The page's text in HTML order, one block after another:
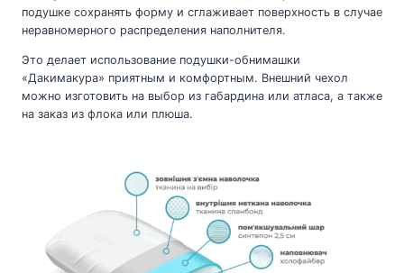
подушке сохранять форму и сглаживает поверхность в случае
неравномерного распределения наполнителя.
Это делает использование подушки-обнимашки
«Дакимакура» приятным и комфортным. Внешний чехол
можно изготовить на выбор из габардина или атласа, а также
на заказ из флока или плюша.